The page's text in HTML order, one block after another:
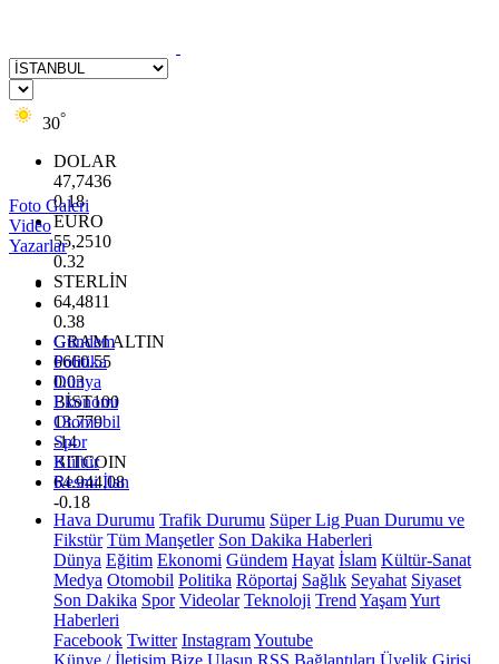
30°
DOLAR
47,7436
0.18
EURO
55,2510
0.32
STERLİN
64,4811
0.38
GRAM ALTIN
6660.55
0.03
BİST100
13.779
-14
BITCOIN
64.944,08
-0.18
Foto Galeri
Video
Yazarlar
Gündem
Politika
Dünya
Ekonomi
Otomobil
Spor
Kültür
Resmi İlan
Hava Durumu Trafik Durumu Süper Lig Puan Durumu ve
Fikstür Tüm Manşetler Son Dakika Haberleri
Dünya Eğitim Ekonomi Gündem Hayat İslam Kültür-Sanat
Medya Otomobil Politika Röportaj Sağlık Seyahat Siyaset
Son Dakika Spor Videolar Teknoloji Trend YaşamYurt
Haberleri
Facebook Twitter InstagramYoutube
Künye / İletişim Bize Ulaşın RSS Bağlantıları Üyelik Girişi